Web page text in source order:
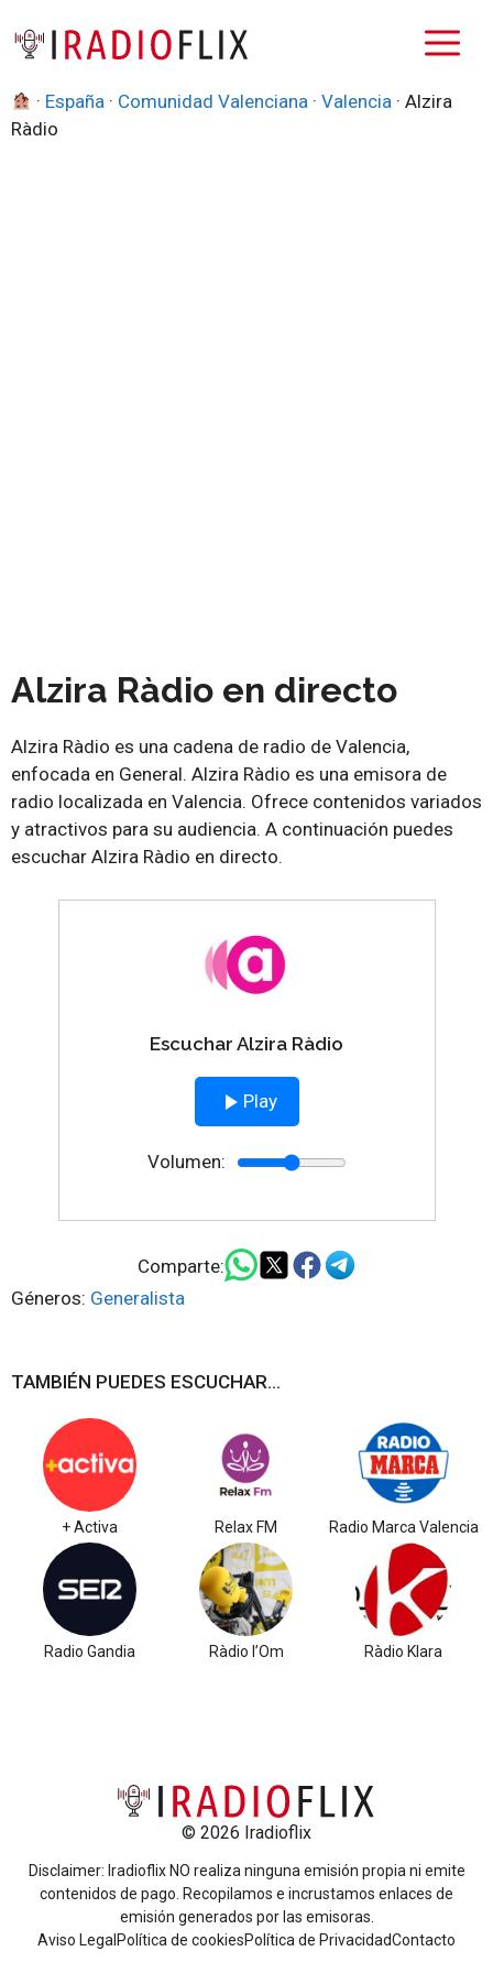
· España · Comunidad Valenciana ·Valencia ·Alzira
Ràdio
Alzira Ràdio en directo
Alzira Ràdio es una cadena de radio de Valencia,
enfocada en General. Alzira Ràdio es una emisora de
radio localizada en Valencia. Ofrece contenidos variados
y atractivos para su audiencia. A continuación puedes
escuchar Alzira Ràdio en directo.
Escuchar Alzira Ràdio
Play
Volumen:
Comparte:
Géneros: Generalista
TAMBIÉN PUEDES ESCUCHAR...
+ Activa Relax FM Radio Marca Valencia
Radio Gandia Ràdio l’Om Ràdio Klara
© 2026 Iradioflix
Disclaimer: Iradioflix NO realiza ninguna emisión propia ni emite
contenidos de pago. Recopilamos e incrustamos enlaces de
emisión generados por las emisoras.
Aviso LegalPolítica de cookiesPolítica de PrivacidadContacto